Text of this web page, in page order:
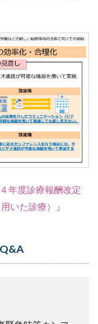
年度診療報酬改定
いた診療）
」